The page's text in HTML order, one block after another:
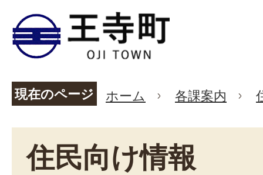
現在のページ ホーム 各課案内
住民向け情報